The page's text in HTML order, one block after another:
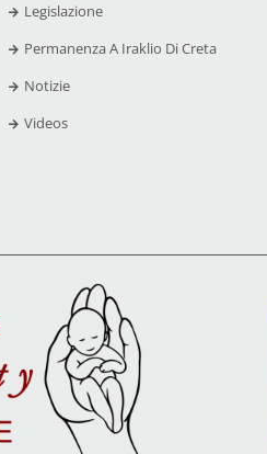
Legislazione
Permanenza A Iraklio Di Creta
Notizie
Videos